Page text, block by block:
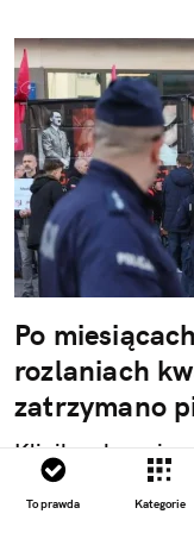
To prawda Kategorie
Po
rozlaniach
zatrzymano
Klinika aborcyjna
roku. Od tego
Natalia